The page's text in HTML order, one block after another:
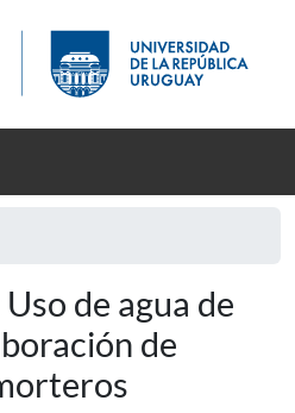
de agua de
de